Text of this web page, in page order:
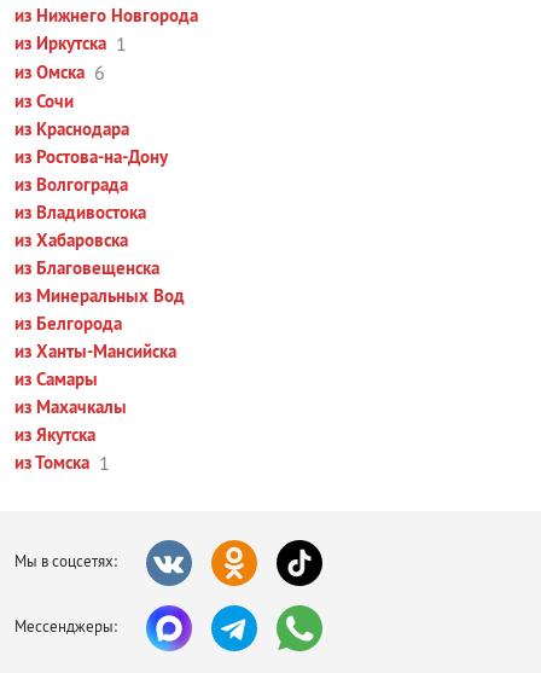
из Нижнего Новгорода
из Иркутска 1
из Омска 6
из Сочи
из Краснодара
из Ростова-на-Дону
из Волгограда
из Владивостока
из Хабаровска
из Благовещенска
из Минеральных Вод
из Белгорода
из Ханты-Мансийска
из Самары
из Махачкалы
из Якутска
из Томска 1
Мы в соцсетях:
Мессенджеры: